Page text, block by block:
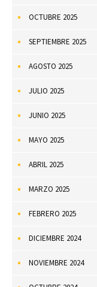
OCTUBRE 2025
SEPTIEMBRE 2025
AGOSTO 2025
JULIO 2025
JUNIO 2025
MAYO 2025
ABRIL 2025
MARZO 2025
FEBRERO 2025
DICIEMBRE 2024
NOVIEMBRE 2024